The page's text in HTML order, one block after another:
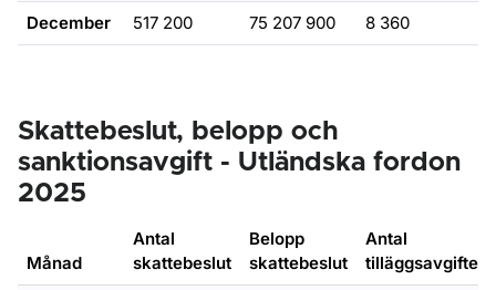
December 517 200 75 207 900 8 360
Skattebeslut, belopp och
sanktionsavgift - Utländska fordon
2025
Månad
Antal
skattebeslut
Belopp
skattebeslut
Antal
tilläggsavgifter